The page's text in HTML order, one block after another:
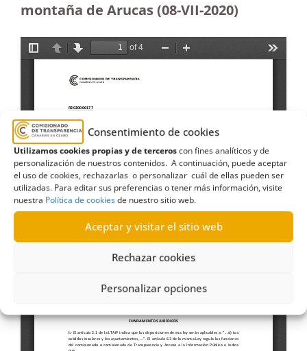
Consentimiento de cookies
Utilizamos cookies propias y de terceroscon fines analíticos y de
personalización de nuestros contenidos. A continuación, puede aceptar
el uso de cookies, rechazarlas o personalizar cuál de ellas pueden ser
utilizadas. Para editar sus preferencias o tener más información, visite
nuestra Política de cookiesde nuestro sitio web.
Aceptar y visitar el sitio web
Rechazar cookies
Personalizar opciones
montaña de Arucas (08-VII-2020)